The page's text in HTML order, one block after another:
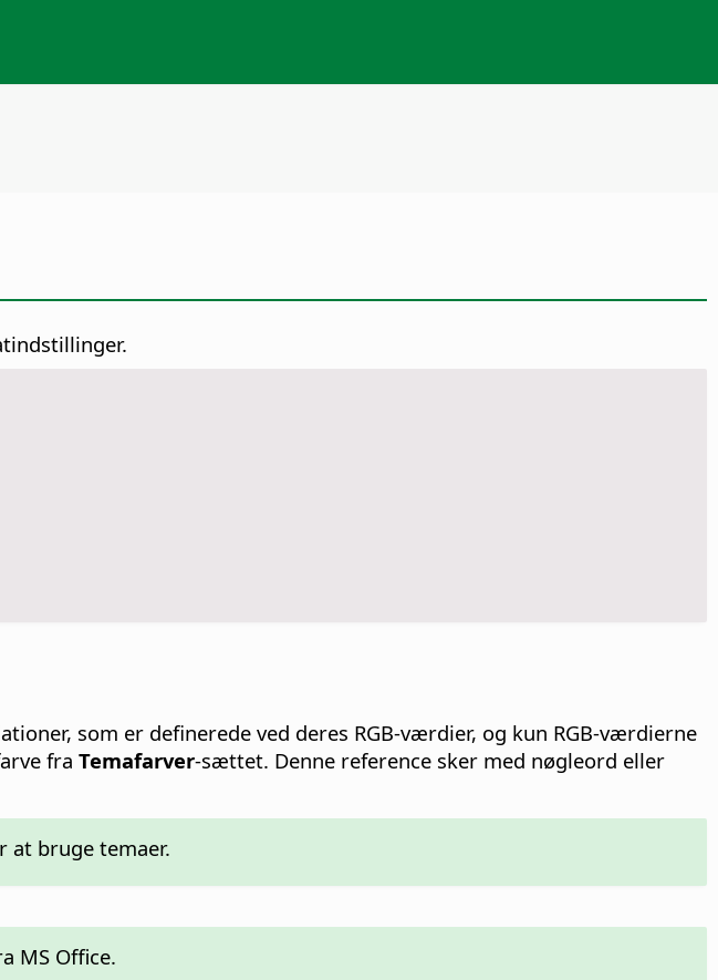
som er definerede ved deres RGB-værdier, og kun RGB-værdierne
fra Temafarver-sættet. Denne reference sker med nøgleord eller
at bruge temaer.
MS Office.